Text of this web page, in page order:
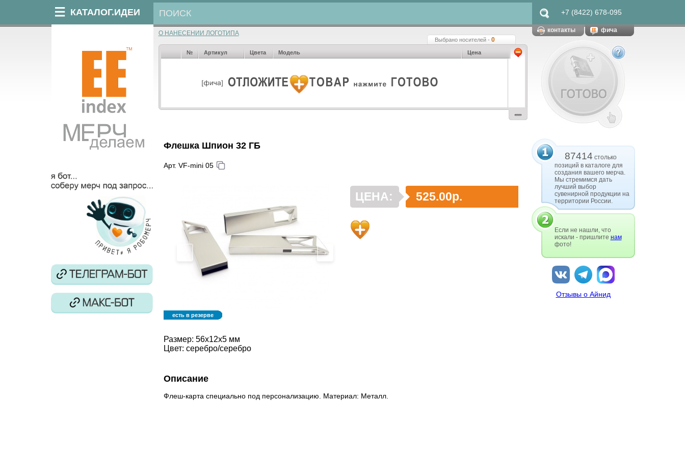
КАТАЛОГ.ИДЕИ +7 (8422) 678-095
О НАНЕСЕНИИ ЛОГОТИПА
Выбрано носителей - 0
№ Артикул Цвета Модель Цена
Флешка Шпион 32 ГБ
Арт. VF-mini 05
есть в резерве
›
ЦЕНА: 525.00р.
Размер: 56х12х5 мм
Цвет: серебро/серебро
Описание
Флеш-карта специально под персонализацию. Материал: Металл.
контакты фича
87414 столько
позиций в каталоге для
создания вашего мерча.
Мы стремимся дать
лучший выбор
сувенирной продукции на
территории России.
Если не нашли, что
искали - пришлите нам
фото!
Отзывы о Айнид